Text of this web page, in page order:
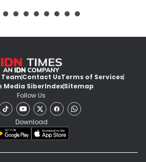
Contact UsTerms of Services
Media SiberIndexSitemap
Follow Us
Download